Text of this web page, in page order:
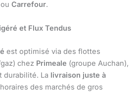
ou Carrefour.
et Flux Tendus
est optimisé via des flottes
chez Primeale (groupe Auchan),
durabilité. La livraison juste à
des marchés de gros